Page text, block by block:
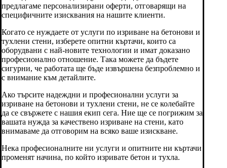
предлагаме персонализирани оферти, отговарящи на
специфичните изисквания на нашите клиенти.
Когато се нуждаете от услуги по изриване на бетонови и
тухлени стени, изберете опитни къртачи, които са
оборудвани с най-новите технологии и имат доказано
професионално отношение. Така можете да бъдете
сигурни, че работата ще бъде извършена безпроблемно и
с внимание към детайлите.
Ако търсите надеждни и професионални услуги за
изриване на бетонови и тухлени стени, не се колебайте
да се свържете с нашия екип сега. Ние ще се погрижим за
вашата нужда за качествено изриване на стени, като
внимаваме да отговорим на всяко ваше изискване.
Нека професионалните ни услуги и опитните ни къртачи
променят начина, по който изривате бетон и тухла.